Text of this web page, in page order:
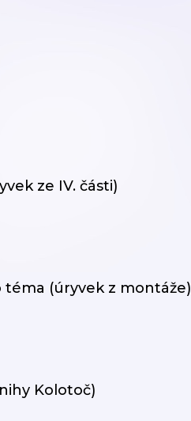
ze IV. části)
téma (úryvek z montáže)
Kolotoč)